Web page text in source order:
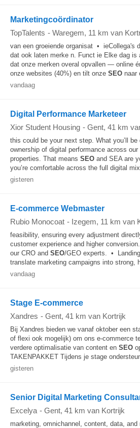
Marketingcoördinator
TopTalents - Waregem, 11 km van
van een groeiende organisat • ieCollega's
dat ook laten merke n. Funct ie Elke dag is
dat onze merken overal opvallen — online
onze websites (40%) en tilt onze SEO naar
vandaag
Digital Performance Marketeer
Xior Student Housing - Gent, 41 km
this could be your next step. What you’ll be
ownership of digital performance across
properties. That means SEO and SEA are
you’re comfortable across the full digital
gisteren
E-commerce Webmaster
Rubio Monocoat - Izegem, 11 km van
feasibility, ensuring every adjustment
customer experience and higher
our CRO and SEO/GEO experts. •
translate marketing campaigns into strong,
vandaag
Stage E-commerce
Xandres - Gent, 41 km van Kortrijk
Bij Xandres bieden we vanaf oktober een
of flexi ook mogelijk) om ons e-commerce
verdere optimalisatie van content en SEO
TAKENPAKKET Tijdens je stage
gisteren
Senior Digital Marketing
Excelya - Gent, 41 km van Kortrijk
marketing, omnichannel, content, data,